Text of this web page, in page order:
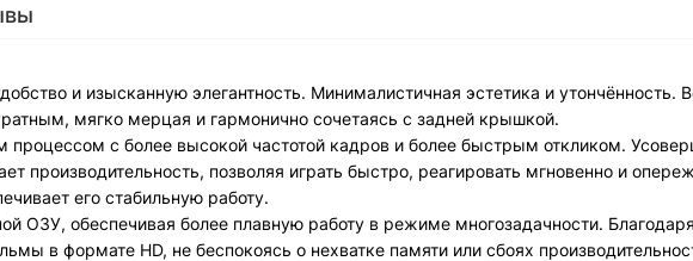
и изысканную элегантность. Минималистичная эстетика и утончённость.
мягко мерцая и гармонично сочетаясь с задней крышкой.
с более высокой частотой кадров и более быстрым откликом.
производительность, позволяя играть быстро, реагировать мгновенно и
его стабильную работу.
ОЗУ, обеспечивая более плавную работу в режиме многозадачности.
в формате HD, не беспокоясь о нехватке памяти или сбоях